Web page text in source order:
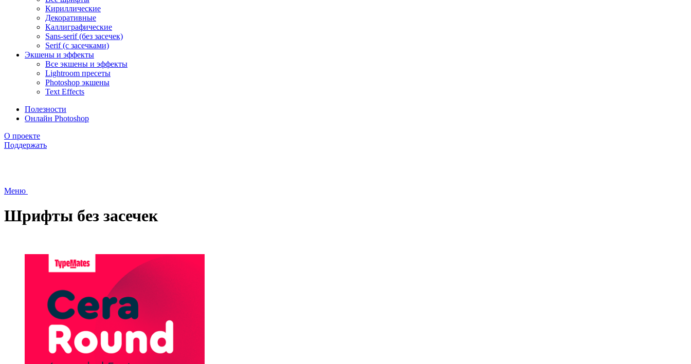
Кириллические
Декоративные
Каллиграфические
Sans-serif (без засечек)
Serif (с засечками)
Экшены и эффекты
Все экшены и эффекты
Lightroom пресеты
Photoshop экшены
Text Effects
Полезности
Онлайн Photoshop
О проекте
Поддержать
Меню
Шрифты без засечек